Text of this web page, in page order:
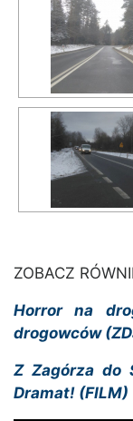
ZOBACZ
Horror na
drogowców
Z Zagórza do
Dramat! (FILM)